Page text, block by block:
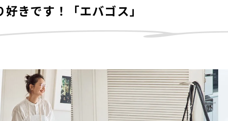
きです！「エバゴス」